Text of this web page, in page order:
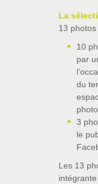
La
13
10
par
du
3
le
Les 13